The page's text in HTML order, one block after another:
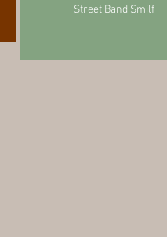
Street Band Smilf